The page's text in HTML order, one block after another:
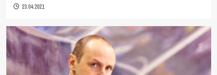
23.04.2021